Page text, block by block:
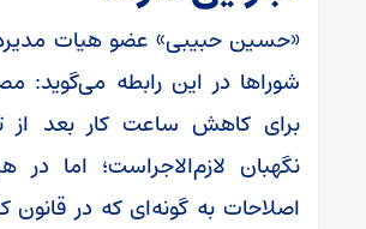
«حسین حبیبی» عضو هیات مدیره
شورا‌ها در این رابطه می‌گوید:
برای کاهش ساعت کار بعد از
نگهبان لازم‌الاجراست؛ اما در
اصلاحات به گونه‌ای که در قانون